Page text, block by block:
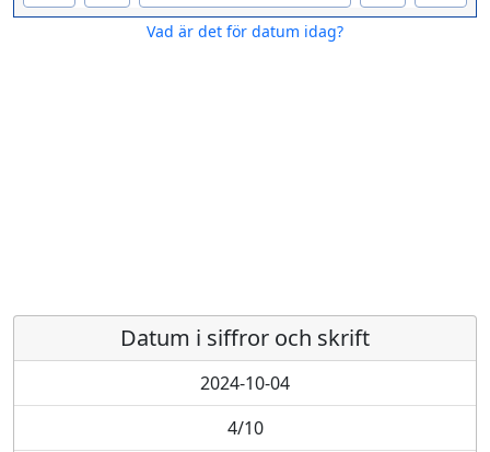
Vad är det för datum idag?
Datum i siffror och skrift
2024-10-04
4/10